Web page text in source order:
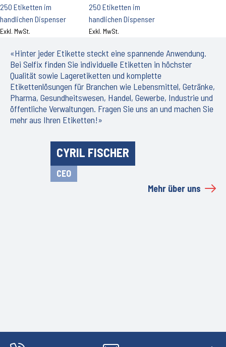
250 Etiketten im
handlichen Dispenser
Exkl. MwSt.
250 Etiketten im
handlichen Dispenser
Exkl. MwSt.
«Hinter jeder Etikette steckt eine spannende Anwendung.
Bei Selfix finden Sie individuelle Etiketten in höchster
Qualität sowie Lageretiketten und komplette
Etikettenlösungen für Branchen wie Lebensmittel, Getränke,
Pharma, Gesundheitswesen, Handel, Gewerbe, Industrie und
öffentliche Verwaltungen. Fragen Sie uns an und machen Sie
mehr aus Ihren Etiketten!»
CYRIL FISCHER
CEO
Mehr über uns